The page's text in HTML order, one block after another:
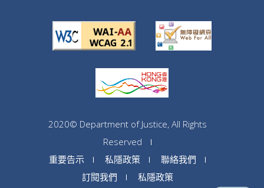
2020© Department of Justice, All Rights
Reserved
重要告示
私隱政策
聯絡我們
訂閱我們
私隱政策